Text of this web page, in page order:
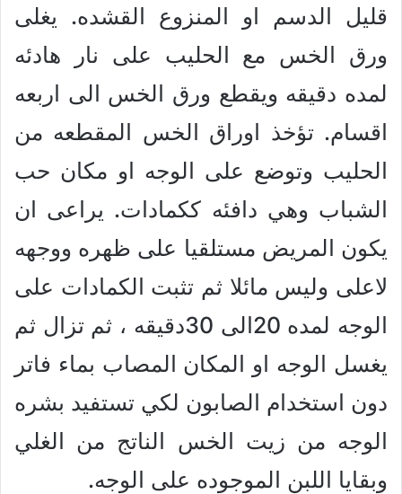
قليل الدسم او المنزوع القشده. يغلى
ورق الخس مع الحليب على نار هادئه
لمده دقيقه ويقطع ورق الخس الى اربعه
اقسام. تؤخذ اوراق الخس المقطعه من
الحليب وتوضع على الوجه او مكان حب
الشباب وهي دافئه ككمادات. يراعى ان
يكون المريض مستلقيا على ظهره ووجهه
لاعلى وليس مائلا ثم تثبت الكمادات على
الوجه لمده 20الى 30دقيقه ، ثم تزال ثم
يغسل الوجه او المكان المصاب بماء فاتر
دون استخدام الصابون لكي تستفيد بشره
الوجه من زيت الخس الناتج من الغلي
وبقايا اللبن الموجوده على الوجه.